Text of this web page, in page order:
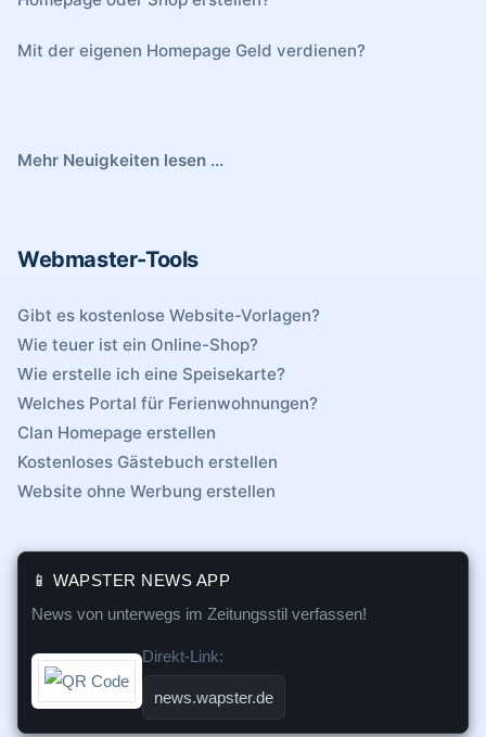
Mit der eigenen Homepage Geld verdienen?
Mehr Neuigkeiten lesen ...
Webmaster-Tools
Gibt es kostenlose Website-Vorlagen?
Wie teuer ist ein Online-Shop?
Wie erstelle ich eine Speisekarte?
Welches Portal für Ferienwohnungen?
Clan Homepage erstellen
Kostenloses Gästebuch erstellen
Website ohne Werbung erstellen
📱 WAPSTER NEWS APP
News von unterwegs im Zeitungsstil verfassen!
Direkt-Link:
news.wapster.de